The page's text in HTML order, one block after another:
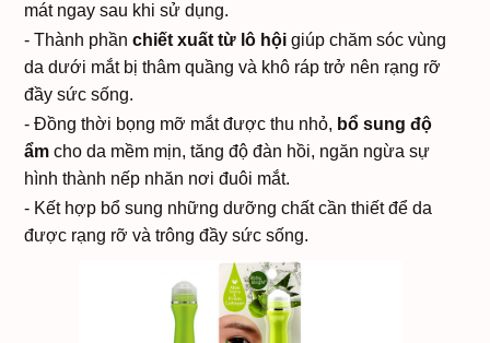
mát ngay sau khi sử dụng.
- Thành phần chiết xuất từ lô hội giúp chăm sóc vùng
da dưới mắt bị thâm quầng và khô ráp trở nên rạng rỡ
đầy sức sống.
- Đồng thời bọng mỡ mắt được thu nhỏ, bổ sung độ
ẩm cho da mềm mịn, tăng độ đàn hồi, ngăn ngừa sự
hình thành nếp nhăn nơi đuôi mắt.
- Kết hợp bổ sung những dưỡng chất cần thiết để da
được rạng rỡ và trông đầy sức sống.